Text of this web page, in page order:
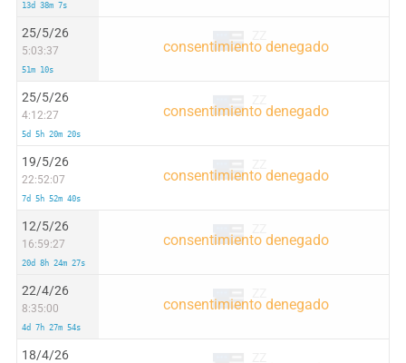
13d 38m 7s
25/5/26
5:03:37
51m 10s
25/5/26
4:12:27
5d 5h 20m 20s
19/5/26
22:52:07
7d 5h 52m 40s
12/5/26
16:59:27
20d 8h 24m 27s
22/4/26
8:35:00
4d 7h 27m 54s
18/4/26